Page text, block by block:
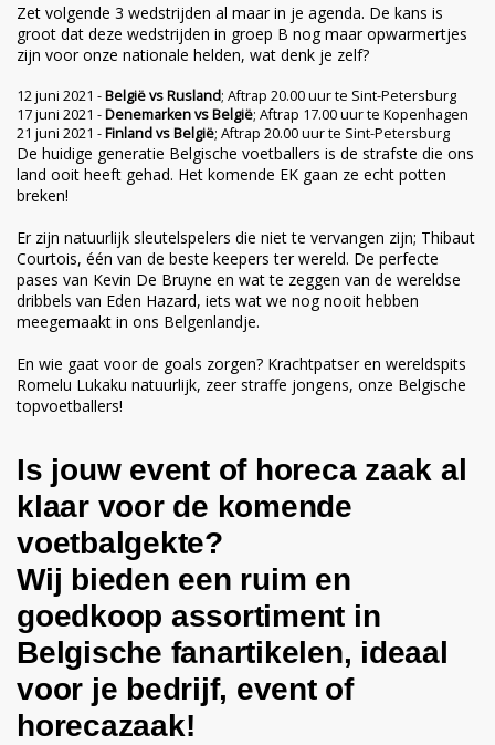
Zet volgende 3 wedstrijden al maar in je agenda. De kans is
groot dat deze wedstrijden in groep B nog maar opwarmertjes
zijn voor onze nationale helden, wat denk je zelf?
12 juni 2021 -België vs Rusland; Aftrap 20.00 uur te Sint-Petersburg
17 juni 2021 -Denemarken vs België; Aftrap 17.00 uur te Kopenhagen
21 juni 2021 -Finland vs België; Aftrap 20.00 uur te Sint-Petersburg
De huidige generatie Belgische voetballers is de strafste die ons
land ooit heeft gehad. Het komende EK gaan ze echt potten
breken!
Er zijn natuurlijk sleutelspelers die niet te vervangen zijn; Thibaut
Courtois, één van de beste keepers ter wereld. De perfecte
pases van Kevin De Bruyne en wat te zeggen van de wereldse
dribbels van Eden Hazard, iets wat we nog nooit hebben
meegemaakt in ons Belgenlandje.
En wie gaat voor de goals zorgen? Krachtpatser en wereldspits
Romelu Lukaku natuurlijk, zeer straffe jongens, onze Belgische
topvoetballers!
Is jouw event of horeca zaak al
klaar voor de komende
voetbalgekte?
Wij bieden een ruim en
goedkoop assortiment in
Belgische fanartikelen, ideaal
voor je bedrijf, event of
horecazaak!